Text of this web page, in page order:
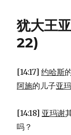
犹大王
22)
[14:17]约哈斯
阿施的儿子亚
[14:18] 亚玛谢
吗？